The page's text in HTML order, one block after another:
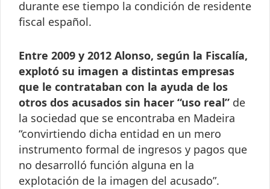
durante ese tiempo la condición de residente
fiscal español.
Entre 2009 y 2012 Alonso, según la Fiscalía,
explotó su imagen a distintas empresas
que le contrataban con la ayuda de los
otros dos acusados sin hacer “uso real” de
la sociedad que se encontraba en Madeira
“convirtiendo dicha entidad en un mero
instrumento formal de ingresos y pagos que
no desarrolló función alguna en la
explotación de la imagen del acusado”.